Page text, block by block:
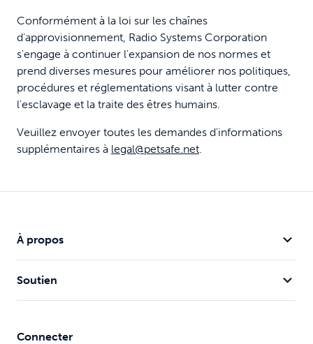
Conformément à la loi sur les chaînes
d'approvisionnement, Radio Systems Corporation
s'engage à continuer l'expansion de nos normes et
prend diverses mesures pour améliorer nos politiques,
procédures et réglementations visant à lutter contre
l'esclavage et la traite des êtres humains.
Veuillez envoyer toutes les demandes d'informations
supplémentaires à legal@petsafe.net.
À propos
Soutien
Connecter